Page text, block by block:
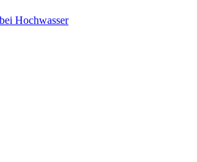
Hochwasser